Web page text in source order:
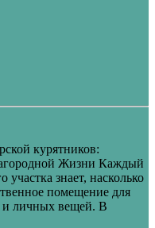
курятников:
Жизни Каждый
участка знает, насколько
помещение для
и личных вещей. В